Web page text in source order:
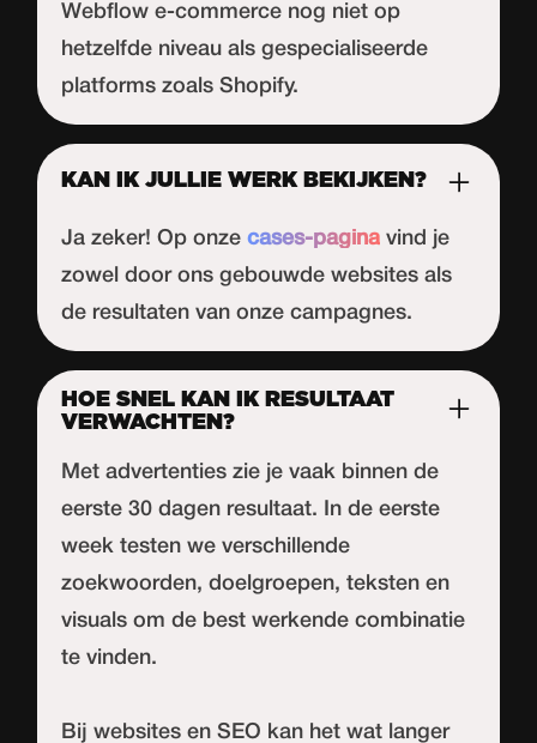
Webflow e-commerce nog niet op
hetzelfde niveau als gespecialiseerde
platforms zoals Shopify.
KAN IK JULLIE WERK BEKIJKEN?
Ja zeker! Op onzecases-pagina vind je
zowel door ons gebouwde websites als
de resultaten van onze campagnes.
HOE SNEL KAN IK RESULTAAT
VERWACHTEN?
Met advertenties zie je vaak binnen de
eerste 30 dagen resultaat. In de eerste
week testen we verschillende
zoekwoorden, doelgroepen, teksten en
visuals om de best werkende combinatie
te vinden.
Bij websites en SEO kan het wat langer